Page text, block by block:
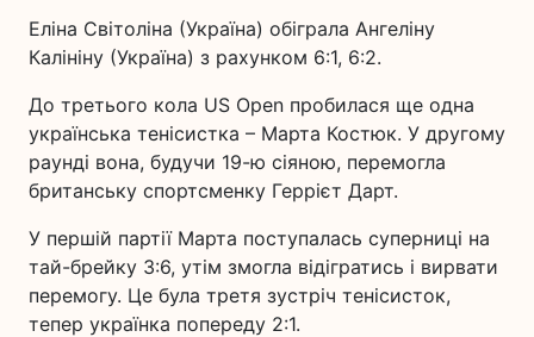
Еліна Світоліна (Україна) обіграла Ангеліну
Калініну (Україна) з рахунком 6:1, 6:2.
До третього кола US Open пробилася ще одна
українська тенісистка – Марта Костюк. У другому
раунді вона, будучи 19-ю сіяною, перемогла
британську спортсменку Геррієт Дарт.
У першій партії Марта поступалась суперниці на
тай-брейку 3:6, утім змогла відігратись і вирвати
перемогу. Це була третя зустріч тенісисток,
тепер українка попереду 2:1.